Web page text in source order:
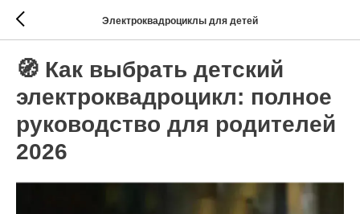
Электроквадроциклы для детей
🧭 Как выбрать детский
электроквадроцикл: полное
руководство для родителей
2026